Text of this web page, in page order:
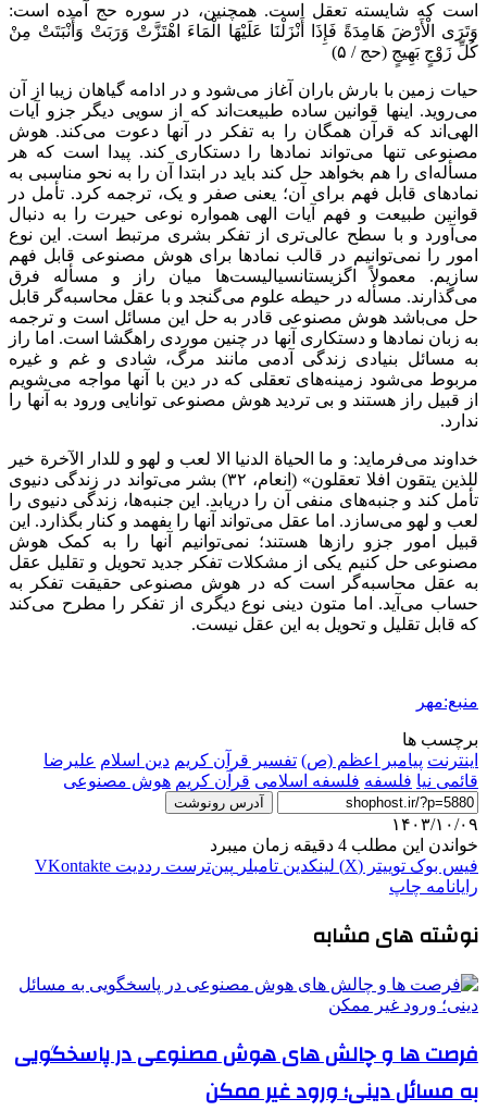
است که شایسته تعقل است. همچنین، در سوره حج آمده است:
وَتَرَی
الْأَرْضَ هَامِدَةً فَإِذَا أَنْزَلْنَا عَلَیْهَا الْمَاءَ اهْتَزَّتْ وَرَبَتْ وَأَنْبَتَتْ مِنْ
کُلِّ زَوْجٍ بَهِیجٍ (حج / ‏۵)
حیات زمین با بارش باران آغاز می‌شود و در ادامه گیاهان زیبا از آن
می‌روید. اینها قوانین ساده طبیعت‌اند که از سویی دیگر جزو آیات
الهی‌اند که قرآن همگان را به تفکر در آنها دعوت می‌کند. هوش
مصنوعی تنها می‌تواند نمادها را دستکاری کند. پیدا است که هر
مسأله‌ای را هم بخواهد حل کند باید در ابتدا آن را به نحو مناسبی به
نمادهای قابل فهم برای آن؛ یعنی صفر و یک، ترجمه کرد. تأمل در
قوانین طبیعت و فهم آیات الهی همواره نوعی حیرت را به دنبال
می‌آورد و با سطح عالی‌تری از تفکر بشری مرتبط است. این نوع
امور را نمی‌توانیم در قالب نمادها برای هوش مصنوعی قابل فهم
سازیم. معمولاً اگزیستانسیالیست‌ها میان راز و مسأله فرق
می‌گذارند. مسأله در حیطه علوم می‌گنجد و با عقل محاسبه‌گر قابل
حل می‌باشد هوش مصنوعی قادر به حل این مسائل است و ترجمه
به زبان نمادها و دستکاری آنها در چنین موردی راهگشا است. اما راز
به مسائل بنیادی زندگی آدمی مانند مرگ، شادی و غم و غیره
مربوط می‌شود زمینه‌های تعقلی که در دین با آنها مواجه می‌شویم
از قبیل راز هستند و بی تردید هوش مصنوعی توانایی ورود به آنها را
ندارد.
خداوند می‌فرماید: و ما الحیاة الدنیا الا لعب و لهو و للدار الآخرة خیر
للذین یتقون افلا تعقلون
» (انعام، ۳۲) بشر می‌تواند در زندگی دنیوی
تأمل کند و جنبه‌های منفی آن را دریابد. این جنبه‌ها، زندگی دنیوی را
لعب و لهو می‌سازد. اما عقل می‌تواند آنها را بفهمد و کنار بگذارد. این
قبیل امور جزو رازها هستند؛ نمی‌توانیم آنها را به کمک هوش
مصنوعی حل کنیم یکی از مشکلات تفکر جدید تحویل و تقلیل عقل
به عقل محاسبه‌گر است که در هوش مصنوعی حقیقت تفکر به
حساب می‌آید. اما متون دینی نوع دیگری از تفکر را مطرح می‌کند
که قابل تقلیل و تحویل به این عقل نیست.
منبع:مهر
برچسب ها
اینترنت پیامبر اعظم (ص) تفسیر قرآن کریم دین اسلام علیرضا
قائمی نیا فلسفه فلسفه اسلامی قرآن کریم هوش مصنوعی
آدرس رونوشت
۱۴۰۳/۱۰/۰۹
خواندن این مطلب 4 دقیقه زمان میبرد
فیس بوک توییتر (X) لینکدین ‫تامبلر ‫پین‌ترست ‫رددیت ‫VKontakte
رایانامه چاپ
نوشته های مشابه
فرصت ها و چالش های هوش مصنوعی در پاسخگویی
به مسائل دینی؛ ورود غیر ممکن